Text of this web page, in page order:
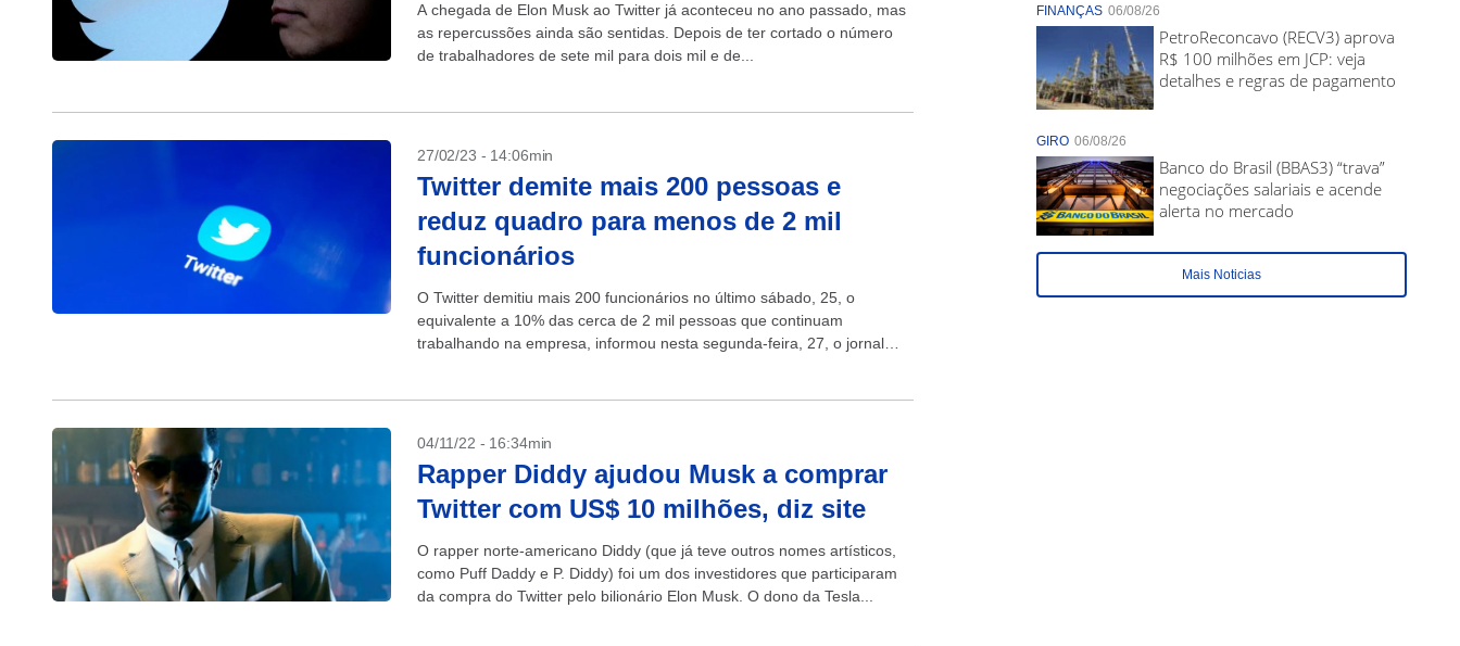
A chegada de Elon Musk ao Twitter já aconteceu no ano passado, mas
as repercussões ainda são sentidas. Depois de ter cortado o número
de trabalhadores de sete mil para dois mil e de...
27/02/23 - 14:06min
Twitter demite mais 200 pessoas e
reduz quadro para menos de 2 mil
funcionários
O Twitter demitiu mais 200 funcionários no último sábado, 25, o
equivalente a 10% das cerca de 2 mil pessoas que continuam
trabalhando na empresa, informou nesta segunda-feira, 27, o jornal
04/11/22 - 16:34min
Rapper Diddy ajudou Musk a comprar
Twitter com US$ 10 milhões, diz site
O rapper norte-americano Diddy (que já teve outros nomes artísticos,
como Puff Daddy e P. Diddy) foi um dos investidores que participaram
da compra do Twitter pelo bilionário Elon Musk. O dono da Tesla...
FINANÇAS 06/08/26
PetroReconcavo (RECV3) aprova
R$ 100 milhões em JCP: veja
detalhes e regras de pagamento
GIRO 06/08/26
Banco do Brasil (BBAS3) “trava”
negociações salariais e acende
alerta no mercado
Mais Noticias